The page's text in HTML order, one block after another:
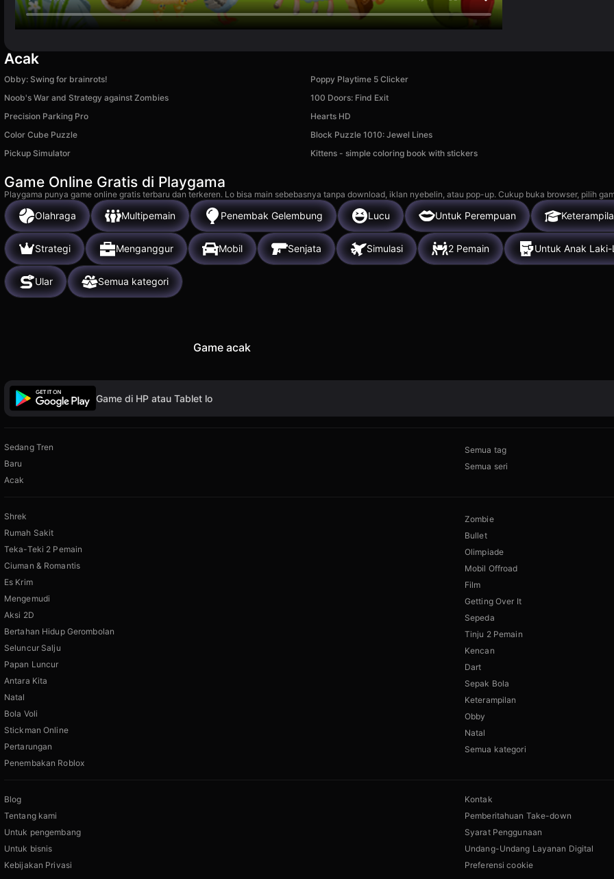
Acak
Obby: Swing for brainrots! Poppy Playtime 5 Clicker
Noob's War and Strategy against Zombies
100 Doors: Find Exit
Precision Parking Pro
Hearts HD
Color Cube Puzzle
Block Puzzle 1010: Jewel Lines
Pickup Simulator
Kittens - simple coloring book with stickers
Game Online Gratis di Playgama
Playgama punya game online gratis terbaru dan terkeren. Lo bisa main sebebasnya tanpa download, iklan nyebelin, atau pop-up. Cukup buka browser, pilih
Olahraga Multipemain Penembak Gelembung Lucu Untuk Perempuan
Strategi Menganggur Mobil Senjata Simulasi 2 Pemain Untuk Anak
Ular Semua kategori
Game acak
Game di HP atau Tablet lo
Sedang Tren
Baru
Acak
Semua tag
Semua seri
Shrek
Rumah Sakit
Teka-Teki 2 Pemain
Ciuman & Romantis
Es Krim
Mengemudi
Aksi 2D
Bertahan Hidup Gerombolan
Seluncur Salju
Papan Luncur
Antara Kita
Natal
Bola Voli
Stickman Online
Pertarungan
Penembakan Roblox
Zombie
Bullet
Olimpiade
Mobil Offroad
Film
Getting Over It
Sepeda
Tinju 2 Pemain
Kencan
Dart
Sepak Bola
Keterampilan
Obby
Natal
Semua kategori
Blog
Tentang kami
Untuk pengembang
Untuk bisnis
Kebijakan Privasi
Kontak
Pemberitahuan Take-down
Syarat Penggunaan
Undang-Undang Layanan Digital
Preferensi cookie